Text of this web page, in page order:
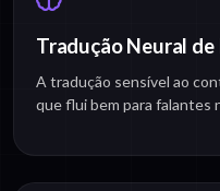
Tradução Neural de
A tradução sensível ao
que flui bem para falantes